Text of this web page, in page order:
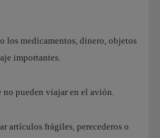
los medicamentos, dinero, objetos
importantes.
no pueden viajar en el avión.
artículos frágiles, perecederos o